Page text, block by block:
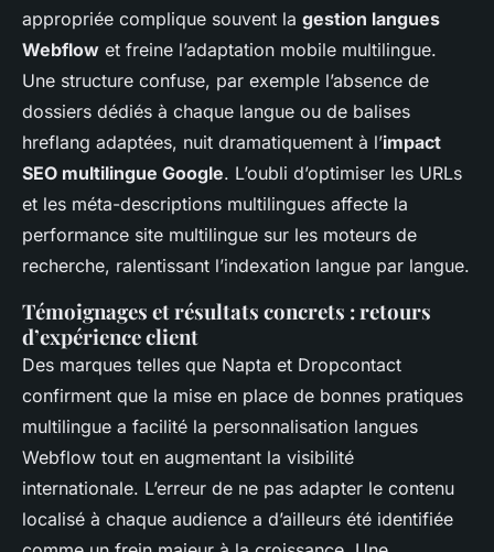
appropriée complique souvent la gestion langues
Webflow et freine l’adaptation mobile multilingue.
Une structure confuse, par exemple l’absence de
dossiers dédiés à chaque langue ou de balises
hreflang adaptées, nuit dramatiquement à l’impact
SEO multilingue Google. L’oubli d’optimiser les URLs
et les méta-descriptions multilingues affecte la
performance site multilingue sur les moteurs de
recherche, ralentissant l’indexation langue par langue.
Témoignages et résultats concrets : retours
d’expérience client
Des marques telles que Napta et Dropcontact
confirment que la mise en place de bonnes pratiques
multilingue a facilité la personnalisation langues
Webflow tout en augmentant la visibilité
internationale. L’erreur de ne pas adapter le contenu
localisé à chaque audience a d’ailleurs été identifiée